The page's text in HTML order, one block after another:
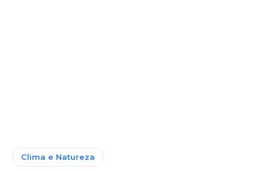
Clima e Natureza